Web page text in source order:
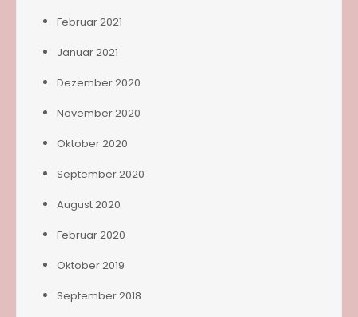
Februar 2021
Januar 2021
Dezember 2020
November 2020
Oktober 2020
September 2020
August 2020
Februar 2020
Oktober 2019
September 2018